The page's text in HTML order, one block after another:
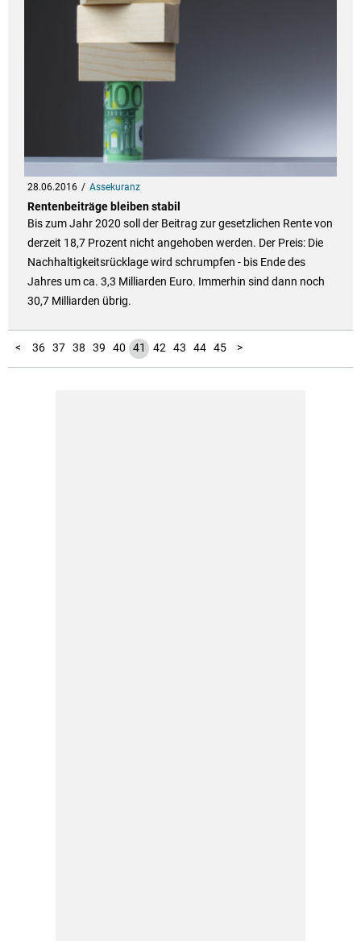
28.06.2016 Assekuranz
Rentenbeiträge bleiben stabil
Bis zum Jahr 2020 soll der Beitrag zur gesetzlichen Rente von
derzeit 18,7 Prozent nicht angehoben werden. Der Preis: Die
Nachhaltigkeitsrücklage wird schrumpfen - bis Ende des
Jahres um ca. 3,3 Milliarden Euro. Immerhin sind dann noch
30,7 Milliarden übrig.
<
1
2
3
4
5
6
7
8
9
10
11
12
13
14
15
16
17
18
19
20
21
22
23
24
25
26
27
28
29
30
31
32
33
34
35 36 37 38 39 40 41 42 43 44 45
46 >